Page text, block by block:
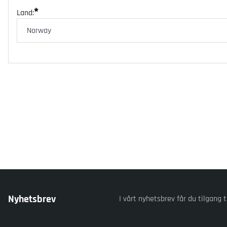
Land:
Nyhetsbrev I vårt nyhetsbrev får du tilgang